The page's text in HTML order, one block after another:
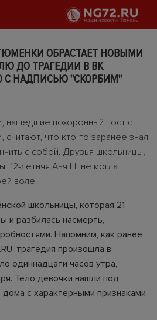
ОБРАСТАЕТ НОВЫМИ
ДО ТРАГЕДИИ В ВК
С НАДПИСЬЮ "СКОРБИМ"
нашедшие похоронный пост с
что кто-то заранее знал
с собой. Друзья школьницы,
12-летняя Аня Н. не могла
воле
школьницы, которая 21
и разбилась насмерть,
Напомним, как ранее
трагедия произошла в
одиннадцати часов утра,
Тело девочки нашли под
с характерными признаками